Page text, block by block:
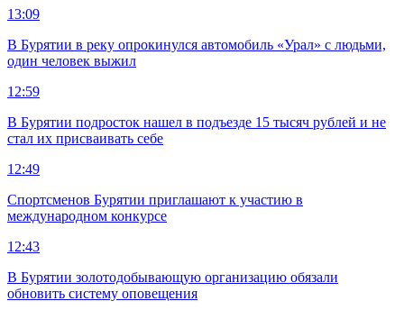
13:09
В Бурятии в реку опрокинулся автомобиль «Урал» с людьми,
один человек выжил
12:59
В Бурятии подросток нашел в подъезде 15 тысяч рублей и не
стал их присваивать себе
12:49
Спортсменов Бурятии приглашают к участию в
международном конкурсе
12:43
В Бурятии золотодобывающую организацию обязали
обновить систему оповещения